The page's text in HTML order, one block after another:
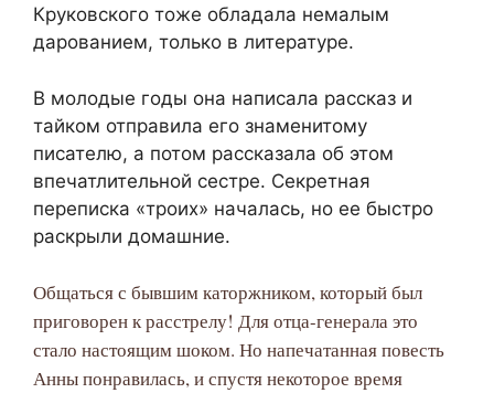
Круковского тоже обладала немалым
дарованием, только в литературе.
В молодые годы она написала рассказ и
тайком отправила его знаменитому
писателю, а потом рассказала об этом
впечатлительной сестре. Секретная
переписка «троих» началась, но ее быстро
раскрыли домашние.
Общаться с бывшим каторжником, который был
приговорен к расстрелу! Для отца-генерала это
стало настоящим шоком. Но напечатанная повесть
Анны понравилась, и спустя некоторое время